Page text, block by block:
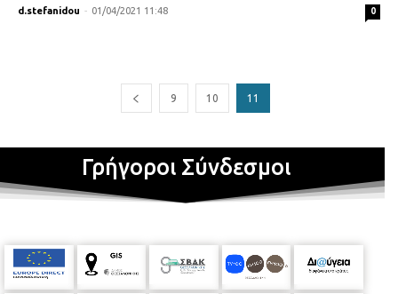
d.stefanidou - 01/04/2021 11:48 0
9 10 11
Γρήγοροι Σύνδεσμοι